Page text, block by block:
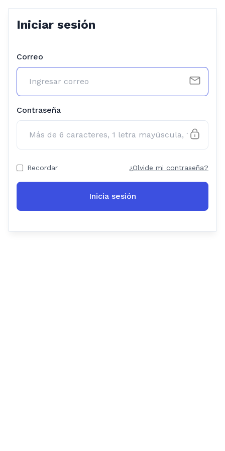
Iniciar sesión
Correo
Contraseña
Recordar ¿Olvide mi contraseña?